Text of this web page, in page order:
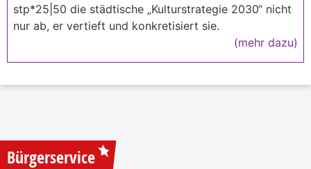
stp*25|50 die städtische „Kulturstrategie 2030“ nicht
nur ab, er vertieft und konkretisiert sie.
(mehr dazu)
Bürgerservice